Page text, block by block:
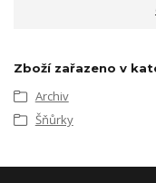
Zboží zařazeno v
Archiv
Šňůrky